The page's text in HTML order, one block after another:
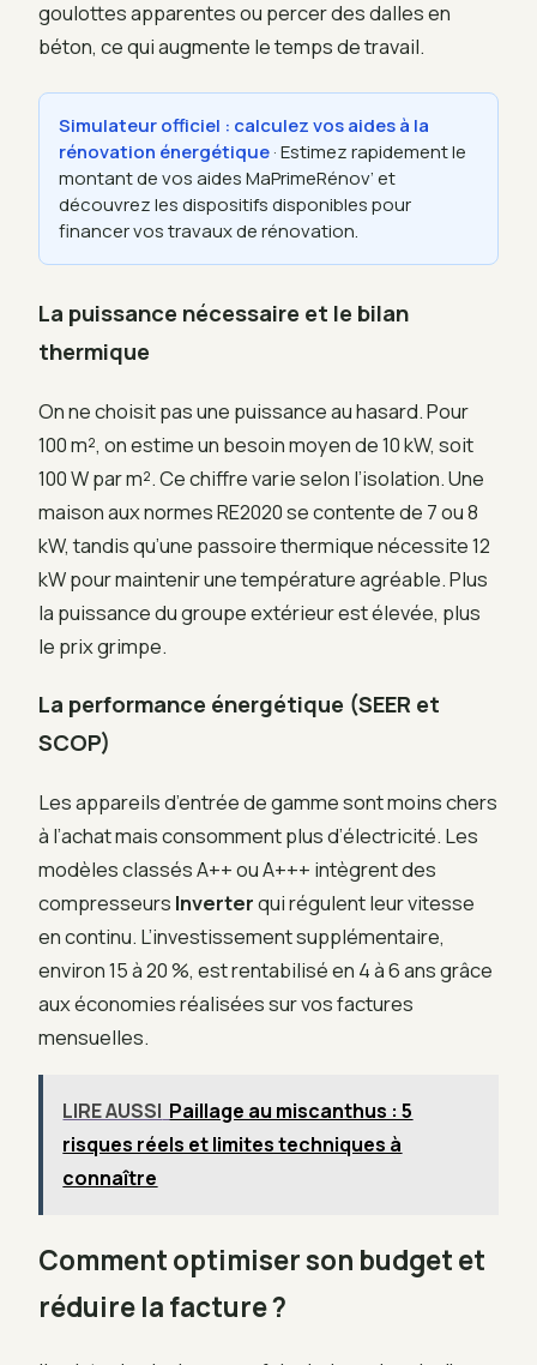
goulottes apparentes ou percer des dalles en
béton, ce qui augmente le temps de travail.
Simulateur officiel : calculez vos aides à la
rénovation énergétique· Estimez rapidement le
montant de vos aides MaPrimeRénov’ et
découvrez les dispositifs disponibles pour
financer vos travaux de rénovation.
La puissance nécessaire et le bilan
thermique
On ne choisit pas une puissance au hasard. Pour
100 m², on estime un besoin moyen de 10 kW, soit
100 W par m². Ce chiffre varie selon l’isolation. Une
maison aux normes RE2020 se contente de 7 ou 8
kW, tandis qu’une passoire thermique nécessite 12
kW pour maintenir une température agréable. Plus
la puissance du groupe extérieur est élevée, plus
le prix grimpe.
La performance énergétique (SEER et
SCOP)
Les appareils d’entrée de gamme sont moins chers
à l’achat mais consomment plus d’électricité. Les
modèles classés A++ ou A+++ intègrent des
compresseurs Inverterqui régulent leur vitesse
en continu. L’investissement supplémentaire,
environ 15 à 20 %, est rentabilisé en 4 à 6 ans grâce
aux économies réalisées sur vos factures
mensuelles.
LIRE AUSSI Paillage au miscanthus : 5
risques réels et limites techniques à
connaître
Comment optimiser son budget et
réduire la facture ?